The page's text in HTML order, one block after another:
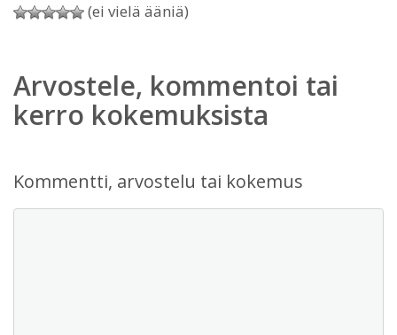
(ei vielä ääniä)
Arvostele, kommentoi tai
kerro kokemuksista
Kommentti, arvostelu tai kokemus